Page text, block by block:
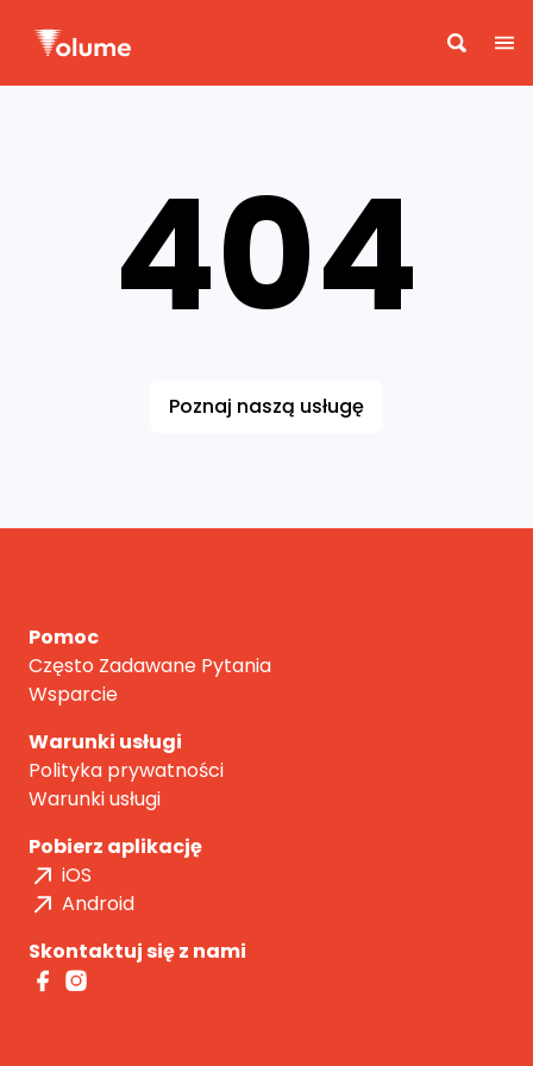
404
Poznaj naszą usługę
Pomoc
Często Zadawane Pytania
Wsparcie
Warunki usługi
Polityka prywatności
Warunki usługi
Pobierz aplikację
iOS
Android
Skontaktuj się z nami